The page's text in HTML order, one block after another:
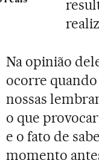
Na opinião
ocorre
nossas
o que
e o fato de
momento